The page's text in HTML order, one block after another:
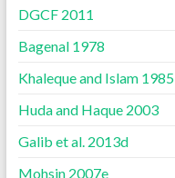
DGCF 2011
Bagenal 1978
Khaleque and Islam 1985
Huda and Haque 2003
Galib et al. 2013d
Mohsin 2007e